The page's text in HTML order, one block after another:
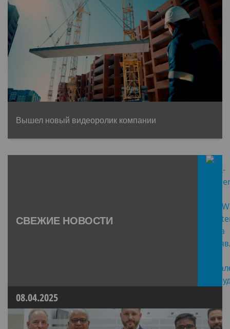
Вышел новый видеоролик компании
СВЕЖИЕ НОВОСТИ
08.04.2025